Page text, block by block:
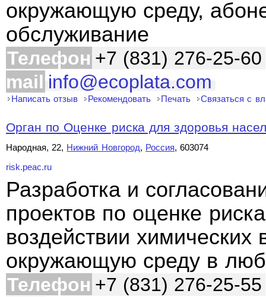
окружающую среду,
обслуживание
Телефон +7 (831) 276-25-60
mail info@ecoplata.com
Написать отзыв Рекомендовать Печать Связаться с
Орган по Оценке риска для здоровья
Народная, 22, Нижний Новгород, Россия, 603074
risk.peac.ru
Разработка и
проектов по оценке
воздействии
окружающую среду в
Телефон +7 (831) 276-25-55